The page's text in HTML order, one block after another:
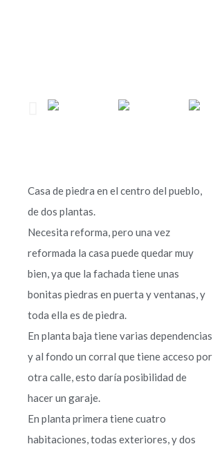
Casa de piedra en el centro del pueblo,
de dos plantas.
Necesita reforma, pero una vez
reformada la casa puede quedar muy
bien, ya que la fachada tiene unas
bonitas piedras en puerta y ventanas, y
toda ella es de piedra.
En planta baja tiene varias dependencias
y al fondo un corral que tiene acceso por
otra calle, esto daría posibilidad de
hacer un garaje.
En planta primera tiene cuatro
habitaciones, todas exteriores, y dos